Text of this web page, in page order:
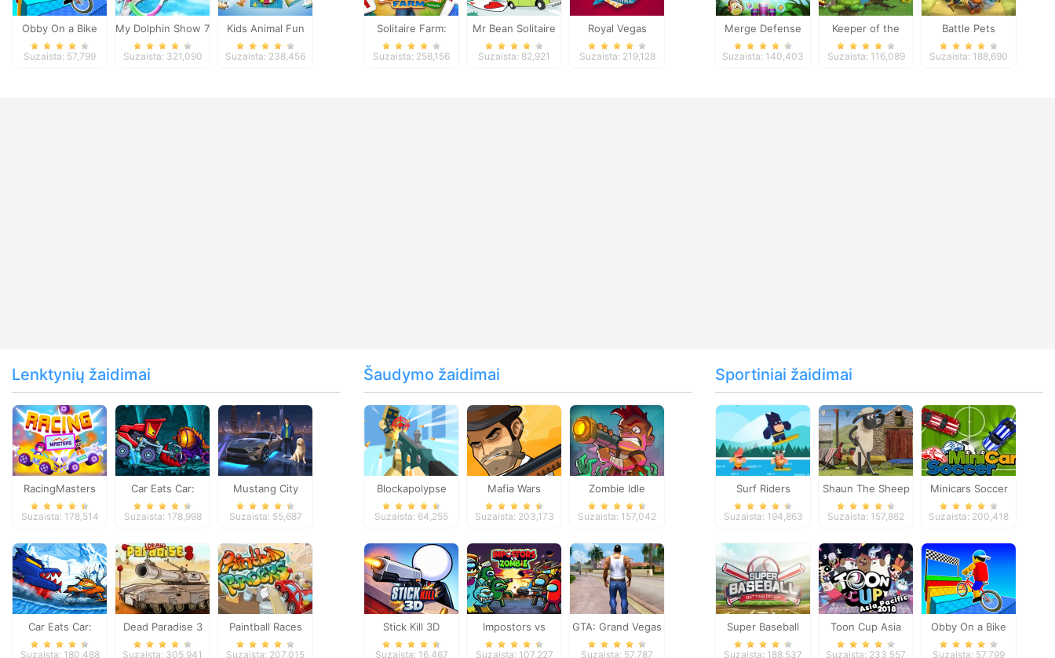
Obby On a Bike
Suzaista: 57,799
My Dolphin Show 7
Suzaista: 321,090
Kids Animal Fun
Suzaista: 238,456
Solitaire Farm:
Seasons
Suzaista: 258,156
Mr Bean Solitaire
Adventures
Suzaista: 82,921
Royal Vegas
Solitaire
Suzaista: 219,128
Merge Defense
Suzaista: 140,403
Keeper of the
Grove 2
Suzaista: 116,089
Battle Pets
Suzaista: 188,690
Lenktynių žaidimai
RacingMasters
Suzaista: 178,514
Car Eats Car:
Dungeon
Suzaista: 178,998
Mustang City
Driver
Suzaista: 55,687
Car Eats Car:
Winter Adventure
Suzaista: 180,488
Dead Paradise 3
Suzaista: 305,941
Paintball Races
Suzaista: 207,015
Šaudymo žaidimai
Blockapolypse
Zombie Shooter
Suzaista: 64,255
Mafia Wars
Suzaista: 203,173
Zombie Idle
Defense Online
Suzaista: 157,042
Stick Kill 3D
Suzaista: 16,467
Impostors vs
Zombies: Survival
Suzaista: 107,227
GTA: Grand Vegas
Crime
Suzaista: 57,787
Sportiniai žaidimai
Surf Riders
Suzaista: 194,863
Shaun The Sheep
Baahmy Golf
Suzaista: 157,862
Minicars Soccer
Suzaista: 200,418
Super Baseball
Suzaista: 188,537
Toon Cup Asia
Pacific 2018
Suzaista: 233,557
Obby On a Bike
Suzaista: 57,799